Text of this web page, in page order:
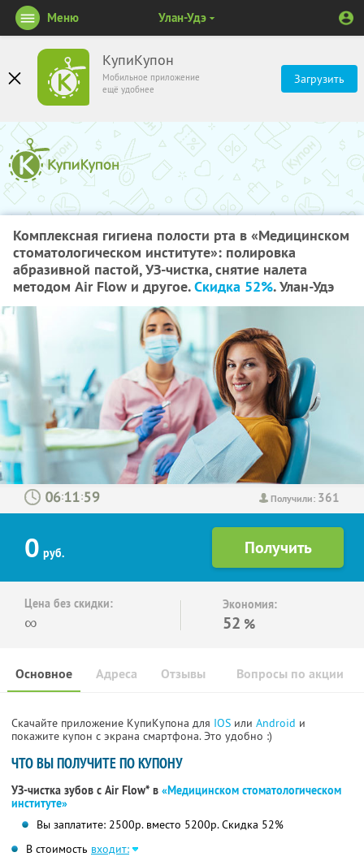
КупиКупон
Мобильное приложение
ещё удобнее
Загрузить
Меню Улан-Удэ
Комплексная гигиена полости рта в «Медицинском
стоматологическом институте»: полировка
абразивной пастой, УЗ-чистка, снятие налета
методом Air Flow и другое.Скидка 52%. Улан-Удэ
Получили: 361
: :
0 руб.
Цена без скидки:
∞
Экономия:
52 %
Основное Отзывы Вопросы по акции
Адреса
Скачайте приложение КупиКупона для IOS или Android и
покажите купон с экрана смартфона. Это удобно :)
ЧТО ВЫ ПОЛУЧИТЕ ПО КУПОНУ
УЗ-чистка зубов с Air Flow* в «Медицинском стоматологическом
институте»
Вы заплатите: 2500р. вместо 5200р. Скидка 52%
В стоимость входит: